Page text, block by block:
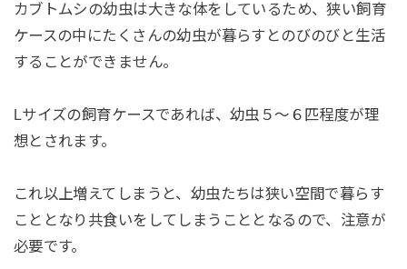
カブトムシの幼虫は大きな体をしているため、狭い飼育
ケースの中にたくさんの幼虫が暮らすとのびのびと生活
することができません。
Lサイズの飼育ケースであれば、幼虫５～６匹程度が理
想とされます。
これ以上増えてしまうと、幼虫たちは狭い空間で暮らす
こととなり共食いをしてしまうこととなるので、注意が
必要です。